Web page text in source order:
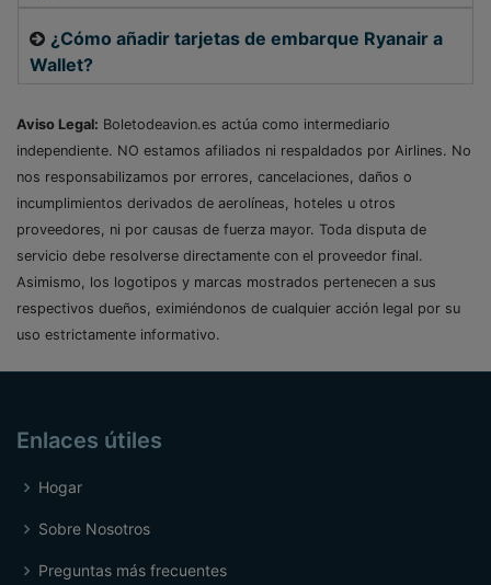
¿Cómo añadir tarjetas de embarque Ryanair a
Wallet?
Aviso Legal: Boletodeavion.es actúa como intermediario
independiente. NO estamos afiliados ni respaldados por Airlines. No
nos responsabilizamos por errores, cancelaciones, daños o
incumplimientos derivados de aerolíneas, hoteles u otros
proveedores, ni por causas de fuerza mayor. Toda disputa de
servicio debe resolverse directamente con el proveedor final.
Asimismo, los logotipos y marcas mostrados pertenecen a sus
respectivos dueños, eximiéndonos de cualquier acción legal por su
uso estrictamente informativo.
Enlaces útiles
Hogar
Sobre Nosotros
Preguntas más frecuentes